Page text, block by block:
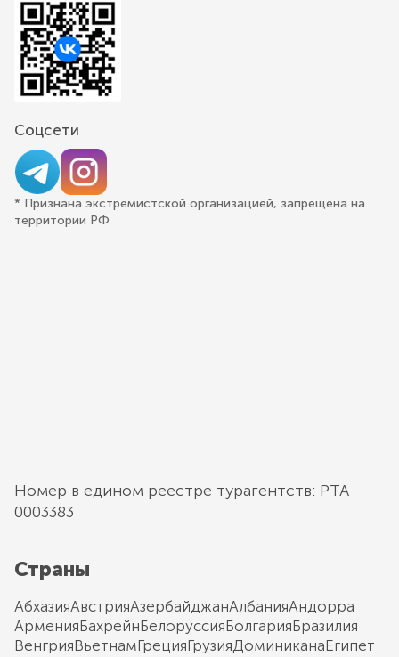
Соцсети
* Признана экстремистской организацией, запрещена на
территории РФ
Номер в едином реестре турагентств: РТА
0003383
Страны
АбхазияАвстрияАзербайджанАлбанияАндорра
АрменияБахрейнБелоруссияБолгарияБразилия
ВенгрияВьетнамГрецияГрузияДоминиканаЕгипет